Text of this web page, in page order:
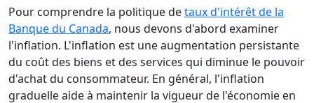
Pour comprendre la politique detaux d'intérêt de la
Banque du Canada, nous devons d'abord examiner
l'inflation. L'inflation est une augmentation persistante
du coût des biens et des services qui diminue le pouvoir
d'achat du consommateur. En général, l'inflation
graduelle aide à maintenir la vigueur de l'économie en